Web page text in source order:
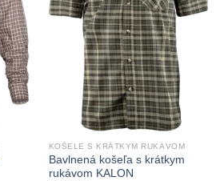
KOŠELE S KRÁTKYM RUKÁVOM
Bavlnená košeľa s krátkym
rukávom KALON